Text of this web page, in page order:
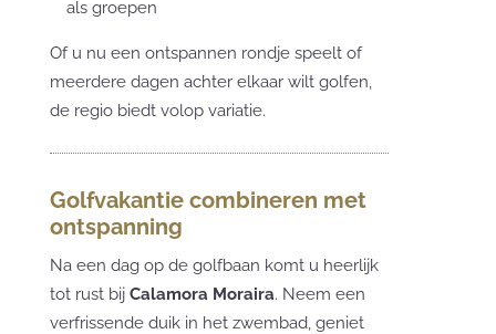
als groepen
Of u nu een ontspannen rondje speelt of
meerdere dagen achter elkaar wilt golfen,
de regio biedt volop variatie.
Golfvakantie combineren met
ontspanning
Na een dag op de golfbaan komt u heerlijk
tot rust bij Calamora Moraira. Neem een
verfrissende duik in het zwembad, geniet